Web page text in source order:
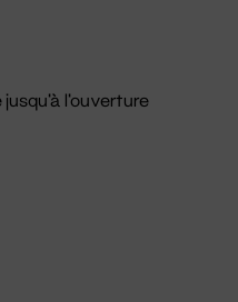
jusqu'à l'ouverture